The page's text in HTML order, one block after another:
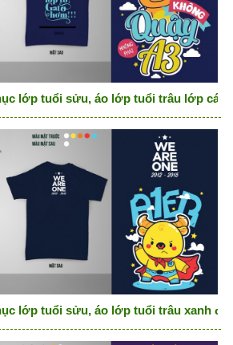
lớp tuổi sửu, áo lớp tuổi trâu lớp các
lớp tuổi sửu, áo lớp tuổi trâu xanh